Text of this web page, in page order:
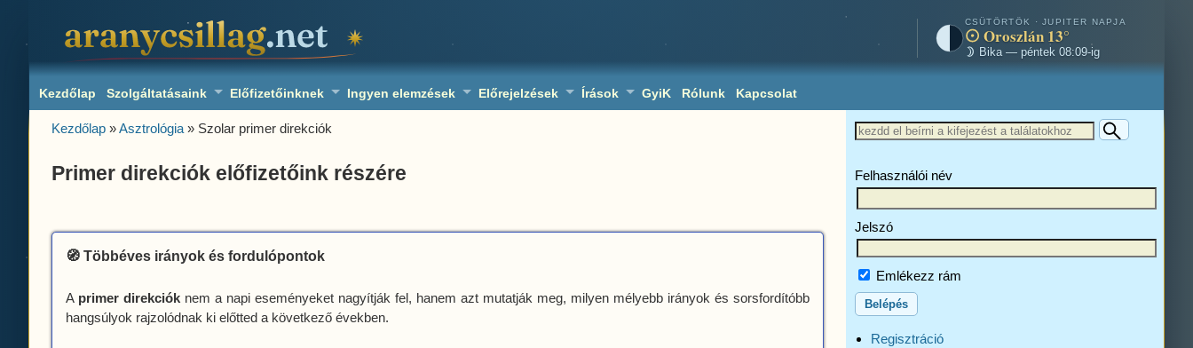
CSÜTÖRTÖK · JUPITER NAPJA
Oroszlán 13°
Bika — péntek 08:09-ig
Kezdőlap Szolgáltatásaink Előfizetőinknek Ingyen elemzések Előrejelzések Írások GyiK Rólunk Kapcsolat
Kezdőlap »Asztrológia » Szolar primer direkciók
Primer direkciók előfizetőink részére
🧭 Többéves irányok és fordulópontok
A primer direkciók nem a napi eseményeket nagyítják fel, hanem azt mutatják meg, milyen mélyebb irányok és sorsfordítóbb
hangsúlyok rajzolódnak ki előtted a következő években.
Felhasználói név
Jelszó
Emlékezz rám
Regisztráció